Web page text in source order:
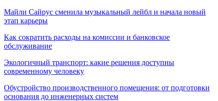
Майли Сайрус сменила музыкальный лейбл и начала новый
этап карьеры
Как сократить расходы на комиссии и банковское
обслуживание
Экологичный транспорт: какие решения доступны
современному человеку
Обустройство производственного помещения: от подготовки
основания до инженерных систем